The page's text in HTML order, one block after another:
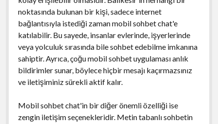
noktasında bulunan bir kişi, sadece internet
bağlantısıyla istediği zaman mobil sohbet chat'e
katılabilir. Bu sayede, insanlar evlerinde, işyerlerinde
veya yolculuk sırasında bile sohbet edebilme imkanına
sahiptir. Ayrıca, çoğu mobil sohbet uygulaması anlık
bildirimler sunar, böylece hiçbir mesajı kaçırmazsınız
ve iletişiminiz sürekli aktif kalır.
Mobil sohbet chat'in bir diğer önemli özelliği ise
zengin iletişim seçenekleridir. Metin tabanlı sohbetin